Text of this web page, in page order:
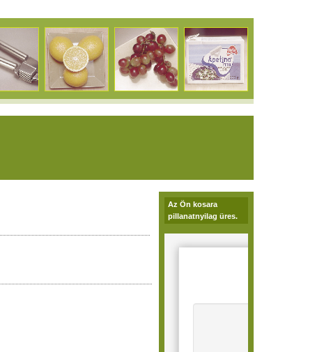
Az Ön kosara
pillanatnyilag üres.